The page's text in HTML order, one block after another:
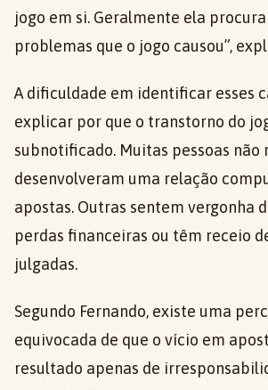
jogo em si. Geralmente ela
problemas que o jogo causou”,
A dificuldade em identificar esses
explicar por que o transtorno do
subnotificado. Muitas pessoas não
desenvolveram uma relação
apostas. Outras sentem vergonha
perdas financeiras ou têm receio
julgadas.
Segundo Fernando, existe uma
equivocada de que o vício em
resultado apenas de